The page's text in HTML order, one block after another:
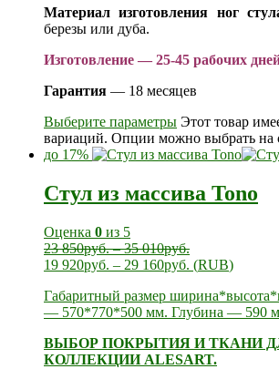
Материал изготовления ног
березы или дуба.
Изготовление — 25-45 рабочих
Гарантия — 18 месяцев
Выберите параметры Этот товар
вариаций. Опции можно выбрать на
до 17%
Стул из массива Tono
Оценка 0 из 5
23 850руб.–35 010руб.
19 920руб. – 29 160руб. (RUB)
Габаритный размер
— 570*770*500 мм. Глубина — 590
ВЫБОР ПОКРЫТИЯ И ТКАНИ
КОЛЛЕКЦИИ ALESART.